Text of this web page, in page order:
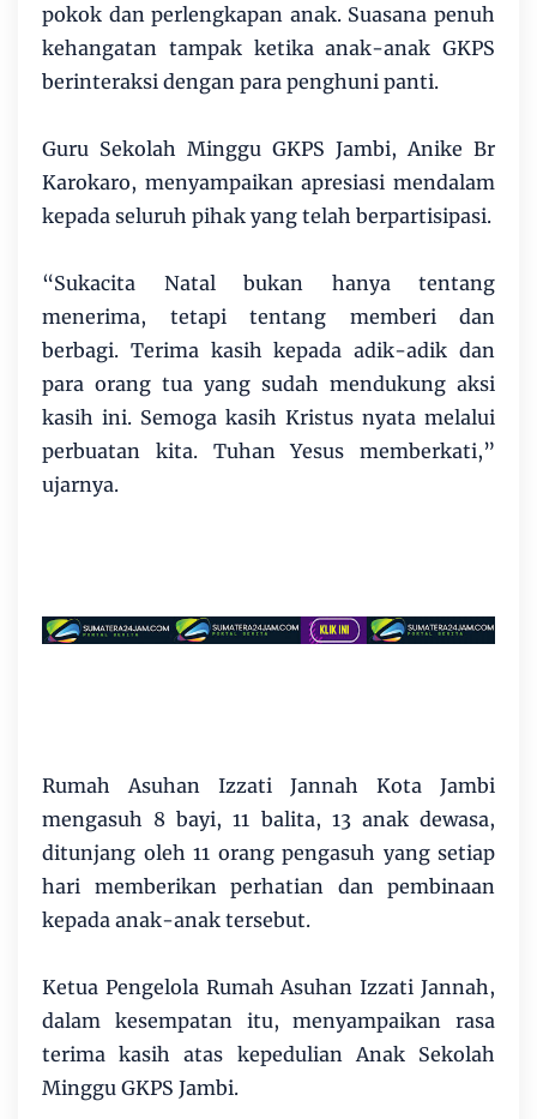
pokok dan perlengkapan anak. Suasana penuh
kehangatan tampak ketika anak-anak GKPS
berinteraksi dengan para penghuni panti.
Guru Sekolah Minggu GKPS Jambi, Anike Br
Karokaro, menyampaikan apresiasi mendalam
kepada seluruh pihak yang telah berpartisipasi.
“Sukacita Natal bukan hanya tentang
menerima, tetapi tentang memberi dan
berbagi. Terima kasih kepada adik-adik dan
para orang tua yang sudah mendukung aksi
kasih ini. Semoga kasih Kristus nyata melalui
perbuatan kita. Tuhan Yesus memberkati,”
ujarnya.
Rumah Asuhan Izzati Jannah Kota Jambi
mengasuh 8 bayi, 11 balita, 13 anak dewasa,
ditunjang oleh 11 orang pengasuh yang setiap
hari memberikan perhatian dan pembinaan
kepada anak-anak tersebut.
Ketua Pengelola Rumah Asuhan Izzati Jannah,
dalam kesempatan itu, menyampaikan rasa
terima kasih atas kepedulian Anak Sekolah
Minggu GKPS Jambi.